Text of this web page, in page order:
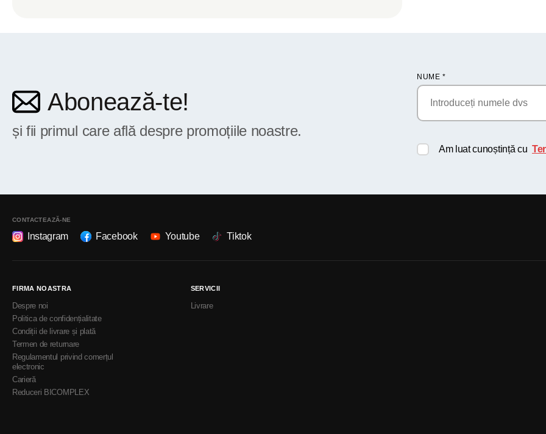
Abonează-te!
și fii primul care află despre promoțiile noastre.
NUME *
Am luat cunoștință cu
CONTACTEAZĂ-NE
Instagram Facebook Youtube Tiktok
FIRMA NOASTRA
Despre noi
Politica de confidențialitate
Condiții de livrare și plată
Termen de returnare
Regulamentul privind comerțul
electronic
Carieră
Reduceri BICOMPLEX
SERVICII
Livrare